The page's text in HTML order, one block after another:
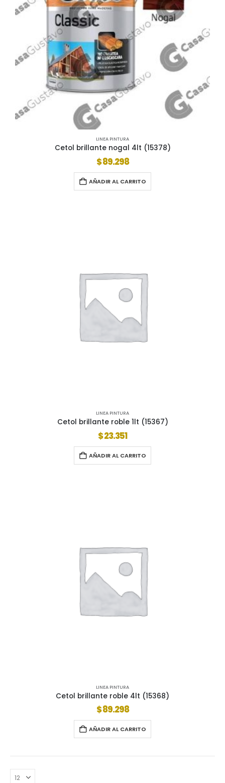
LINEA PINTURA
Cetol brillante nogal 4lt (15378)
$89.298
AÑADIR AL CARRITO
LINEA PINTURA
Cetol brillante roble 1lt (15367)
$23.351
AÑADIR AL CARRITO
LINEA PINTURA
Cetol brillante roble 4lt (15368)
$89.298
AÑADIR AL CARRITO